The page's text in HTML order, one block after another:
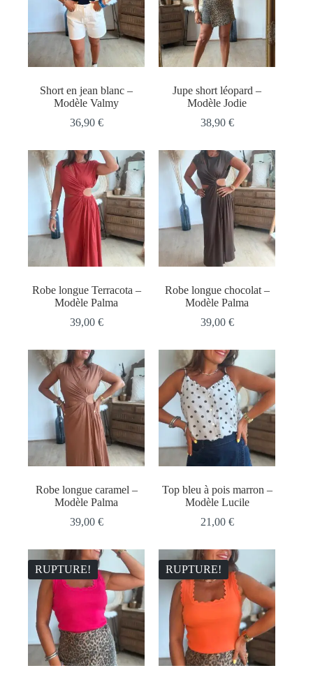
Short en jean blanc –
Modèle Valmy
36,90 €
Jupe short léopard –
Modèle Jodie
38,90 €
Robe longue Terracota –
Modèle Palma
39,00 €
Robe longue chocolat –
Modèle Palma
39,00 €
Robe longue caramel –
Modèle Palma
39,00 €
Top bleu à pois marron –
Modèle Lucile
21,00 €
RUPTURE! RUPTURE!